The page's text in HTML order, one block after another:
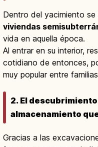
Dentro del yacimiento
viviendas
vida en aquella época.
Al entrar en su interior,
cotidiano de entonces,
muy popular entre
2. El
almacenamiento
Gracias a las